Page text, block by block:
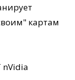
картам
nVidia